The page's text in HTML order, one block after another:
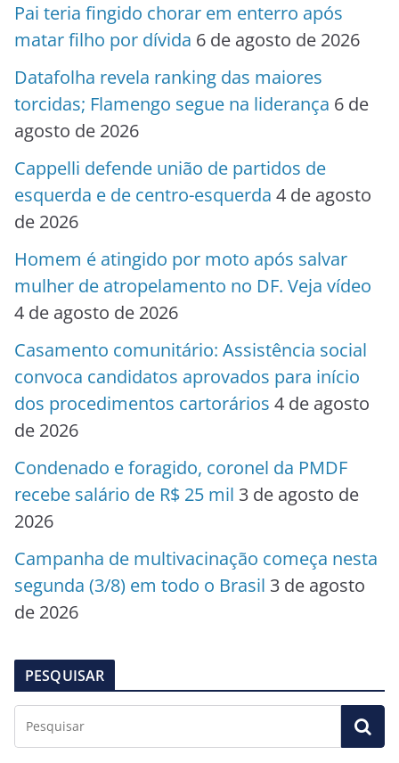
Pai teria fingido chorar em enterro após
matar filho por dívida 6 de agosto de 2026
Datafolha revela ranking das maiores
torcidas; Flamengo segue na liderança 6 de
agosto de 2026
Cappelli defende união de partidos de
esquerda e de centro-esquerda 4 de agosto
de 2026
Homem é atingido por moto após salvar
mulher de atropelamento no DF. Veja vídeo
4 de agosto de 2026
Casamento comunitário: Assistência social
convoca candidatos aprovados para início
dos procedimentos cartorários 4 de agosto
de 2026
Condenado e foragido, coronel da PMDF
recebe salário de R$ 25 mil 3 de agosto de
2026
Campanha de multivacinação começa nesta
segunda (3/8) em todo o Brasil 3 de agosto
de 2026
PESQUISAR